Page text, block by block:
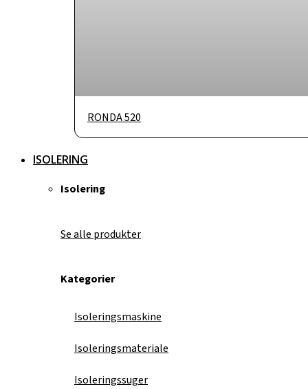
RONDA 520
ISOLERING
Isolering
Se alle produkter
Kategorier
Isoleringsmaskine
Isoleringsmateriale
Isoleringssuger